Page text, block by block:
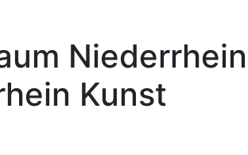
Niederrhein
Kunst